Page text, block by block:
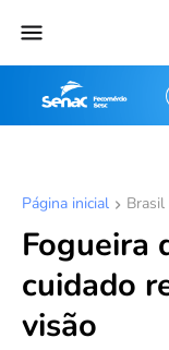
Página inicial Brasil
Fogueira
cuidado
visão